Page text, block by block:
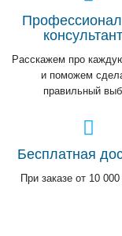
Расскажем про
и поможем
правильный
Бесплатная
При заказе от 10